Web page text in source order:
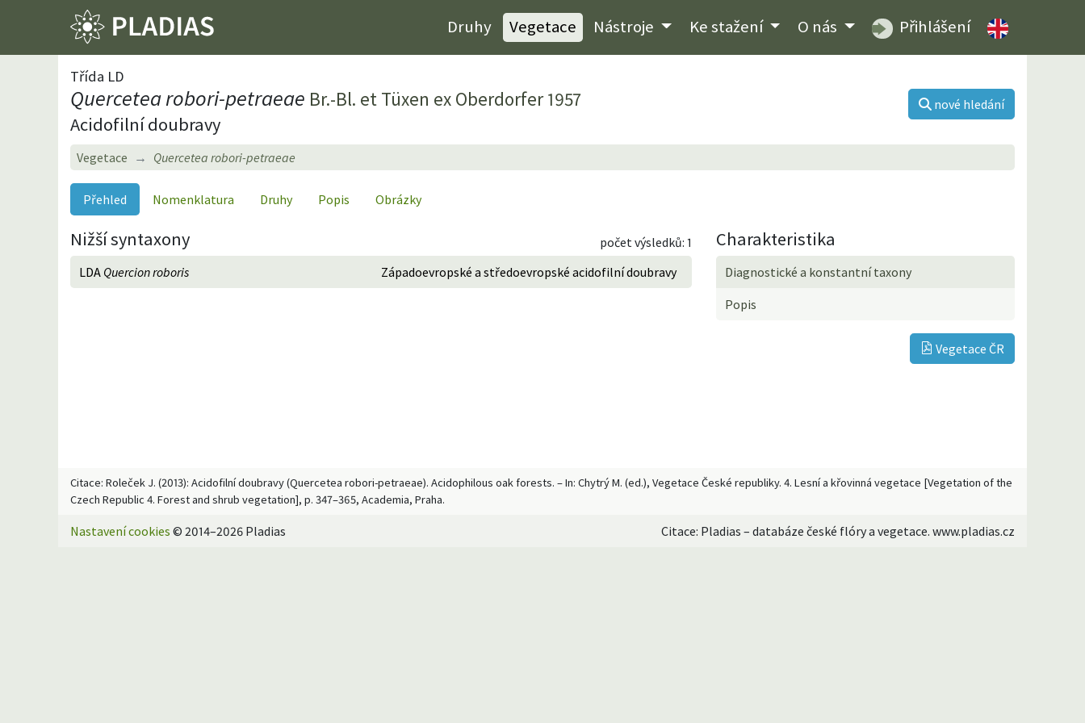
Druhy Vegetace Nástroje Ke stažení O nás Přihlášení
Třída LD
Quercetea robori-petraeae Br.-Bl. et Tüxen ex Oberdorfer 1957
Acidofilní doubravy
nové hledání
Vegetace Quercetea robori-petraeae
Přehled Nomenklatura Druhy Popis Obrázky
Nižší syntaxony
počet výsledků: 1
LDA Quercion roboris Západoevropské a středoevropské acidofilní doubravy
Charakteristika
Diagnostické a konstantní taxony
Popis
Vegetace ČR
Citace: Roleček J. (2013): Acidofilní doubravy (Quercetea robori-petraeae). Acidophilous oak forests. – In: Chytrý M. (ed.), Vegetace České republiky. 4. Lesní a křovinná vegetace [Vegetation of the
Czech Republic 4. Forest and shrub vegetation], p. 347–365, Academia, Praha.
Nastavení cookies © 2014–2026 Pladias Citace: Pladias – databáze české flóry a vegetace. www.pladias.cz